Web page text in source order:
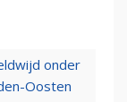
onder
Oosten